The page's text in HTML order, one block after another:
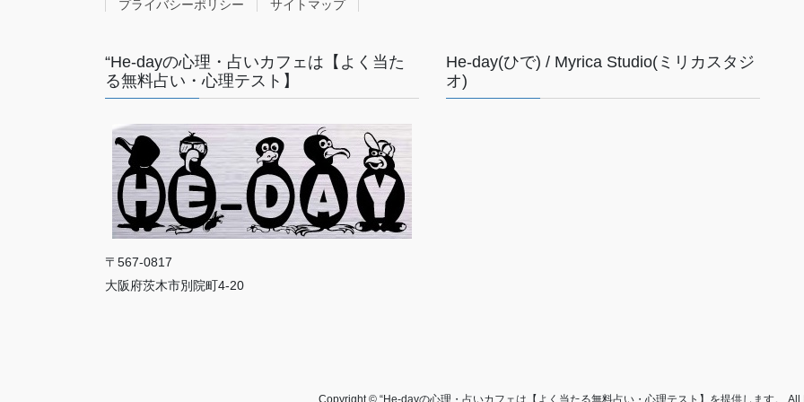
プライバシーポリシー サイトマップ
“He-dayの心理・占いカフェは【よく当た
る無料占い・心理テスト】
〒567-0817
大阪府茨木市別院町4-20
He-day(ひで) / Myrica Studio(ミリカスタジ
オ)
Copyright © “He-dayの心理・占いカフェは【よく当たる無料占い・心理テスト】を提供します。 All